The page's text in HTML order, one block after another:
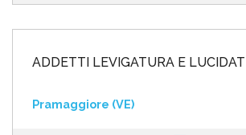
ADDETTI LEVIGATURA E
Pramaggiore (VE)